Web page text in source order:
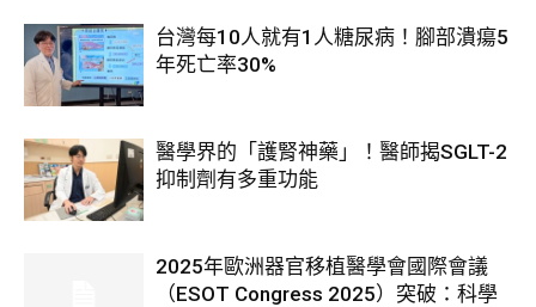
台灣每10人就有1人糖尿病！腳部潰瘍5
年死亡率30%
醫學界的「護腎神藥」！醫師揭SGLT-2
抑制劑有多重功能
2025年歐洲器官移植醫學會國際會議
（ESOT Congress 2025）突破：科學